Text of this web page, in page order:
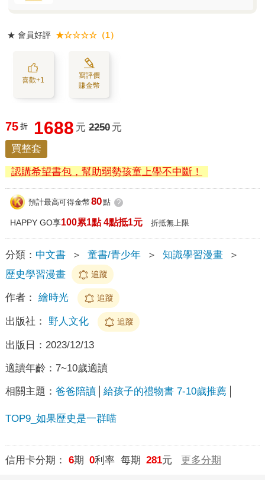
★ 會員好評 ★☆☆☆☆（1）
喜歡+1
寫評價
賺金幣
75 折 1688 元 2250 元
買整套
認購希望書包，幫助弱勢孩童上學不中斷！
預計最高可得金幣 80點 ?
HAPPY GO享100累1點 4點抵1元 折抵無上限
分類： 中文書 ＞ 童書/青少年 ＞ 知識學習漫畫
＞
歷史學習漫畫
追蹤
作者： 繪時光 追蹤
出版社： 野人文化 追蹤
出版日： 2023/12/13
適讀年齡： 7~10歲適讀
相關主題： 爸爸陪讀 給孩子的禮物書 7-10歲推薦
TOP9_如果歷史是一群喵
信用卡分期： 6期 0利率 每期 281元 更多分期